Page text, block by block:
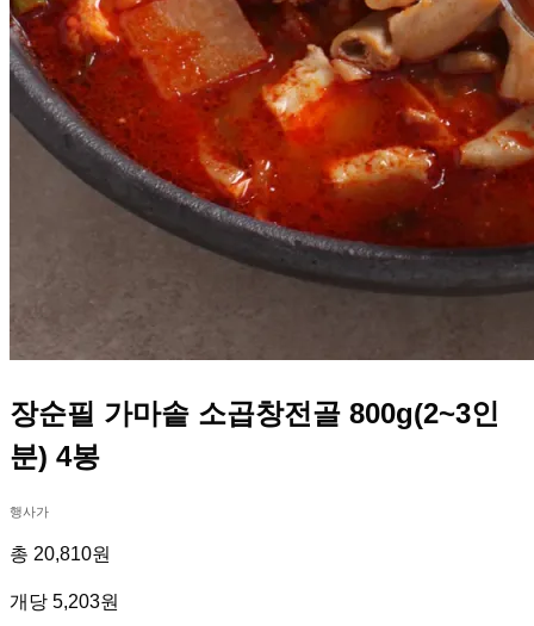
장순필 가마솥 소곱창전골 800g(2~3인
분) 4봉
행사가
총 20,810원
개당 5,203원